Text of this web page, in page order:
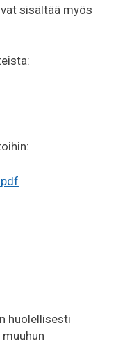
sisältää myös
huolellisesti